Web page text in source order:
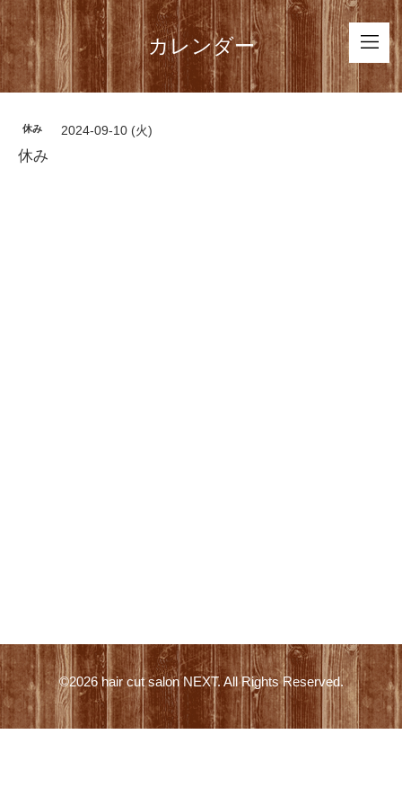
カレンダー
休み 2024-09-10 (火)
休み
©2026hair cut salon NEXT. All Rights Reserved.